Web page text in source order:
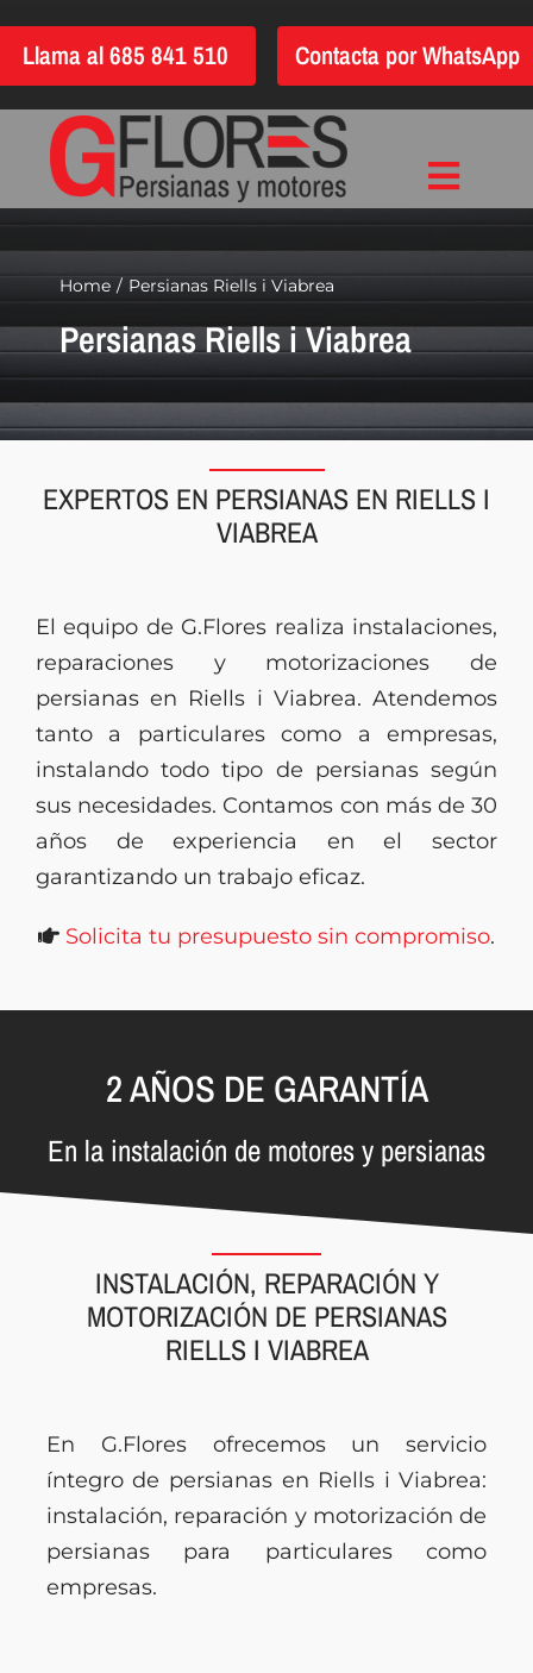
contenido
Llama al 685 841 510 Contacta por WhatsApp
Toggle
Instalación
Reparación
Motorización
Automatización
Home Persianas Riells i Viabrea
Persianas Riells i Viabrea
EXPERTOS EN PERSIANAS EN RIELLS I
VIABREA
El equipo de G.Flores realiza instalaciones,
reparaciones y motorizaciones de
persianas en Riells i Viabrea. Atendemos
tanto a particulares como a empresas,
instalando todo tipo de persianas según
sus necesidades. Contamos con más de 30
años de experiencia en el sector
garantizando un trabajo eficaz.
Solicita tu presupuesto sin compromiso.
2 AÑOS DE GARANTÍA
En la instalación de motores y persianas
INSTALACIÓN, REPARACIÓN Y
MOTORIZACIÓN DE PERSIANAS
RIELLS I VIABREA
En G.Flores ofrecemos un servicio
íntegro de persianas en Riells i Viabrea:
instalación, reparación y motorización de
persianas para particulares como
empresas.